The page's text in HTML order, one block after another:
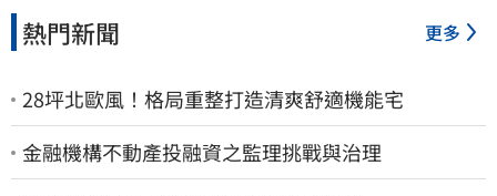
熱門新聞 更多
28坪北歐風！格局重整打造清爽舒適機能宅
金融機構不動產投融資之監理挑戰與治理